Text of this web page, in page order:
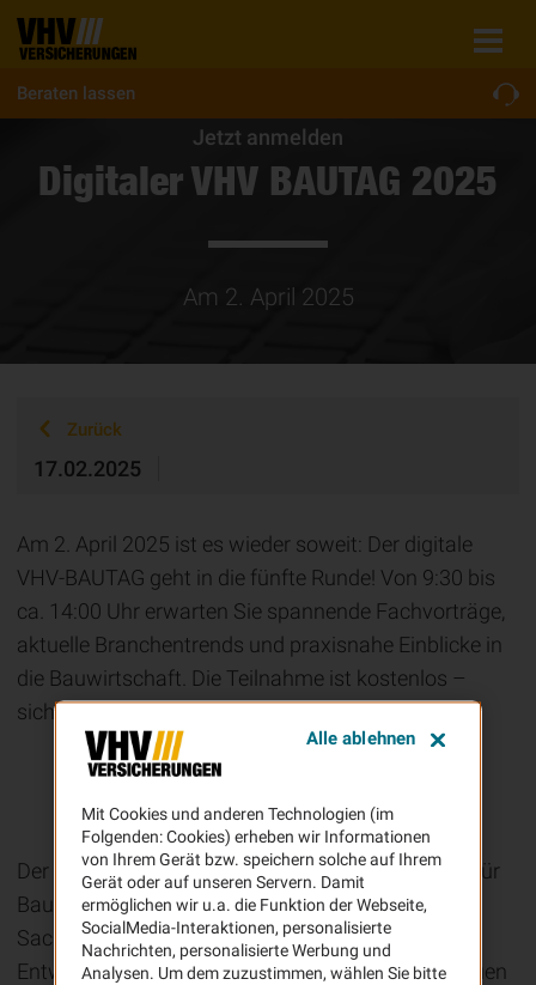
Beraten lassen
Jetzt anmelden
Digitaler VHV BAUTAG 2025
Am 2. April 2025
Zurück
17.02.2025
Am 2. April 2025 ist es wieder soweit: Der digitale
VHV-BAUTAG geht in die fünfte Runde! Von 9:30 bis
ca. 14:00 Uhr erwarten Sie spannende Fachvorträge,
aktuelle Branchentrends und praxisnahe Einblicke in
die Bauwirtschaft. Die Teilnahme ist kostenlos –
sichern Sie sich jetzt Ihren Platz!
Warum Sie den VHV-BAUTAG 2025 nicht
verpassen sollten
Der digitale VHV-BAUTAG ist die ideale Plattform für
Bauunternehmer, Bauhandwerker, Planer und
Sachverständige, um sich über aktuelle
Entwicklungen in der Branche zu informieren. Freuen
Mit Cookies und anderen Technologien (im
Folgenden: Cookies) erheben wir Informationen
von Ihrem Gerät bzw. speichern solche auf Ihrem
Gerät oder auf unseren Servern. Damit
ermöglichen wir u.a. die Funktion der Webseite,
SocialMedia-Interaktionen, personalisierte
Nachrichten, personalisierte Werbung und
Analysen. Um dem zuzustimmen, wählen Sie bitte
Alle ablehnen